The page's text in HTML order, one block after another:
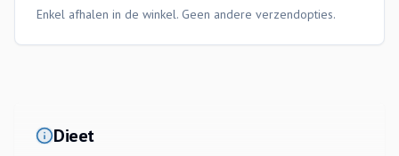
Enkel afhalen in de winkel. Geen andere verzendopties.
Dieet